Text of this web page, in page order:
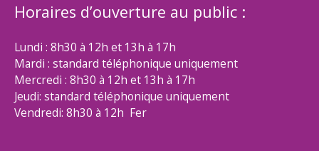
Horaires d’ouverture au public :
Lundi : 8h30 à 12h et 13h à 17h
Mardi : standard téléphonique uniquement
Mercredi : 8h30 à 12h et 13h à 17h
Jeudi: standard téléphonique uniquement
Vendredi: 8h30 à 12h Fer